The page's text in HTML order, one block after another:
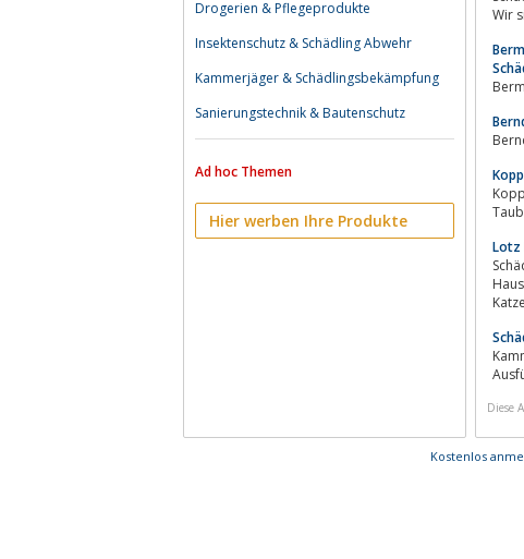
Drogerien & Pflegeprodukte
Insektenschutz & Schädling Abwehr
Kammerjäger & Schädlingsbekämpfung
Sanierungstechnik & Bautenschutz
Ad hoc Themen
Hier werben Ihre Produkte
Lotz
Diese
Kostenlos